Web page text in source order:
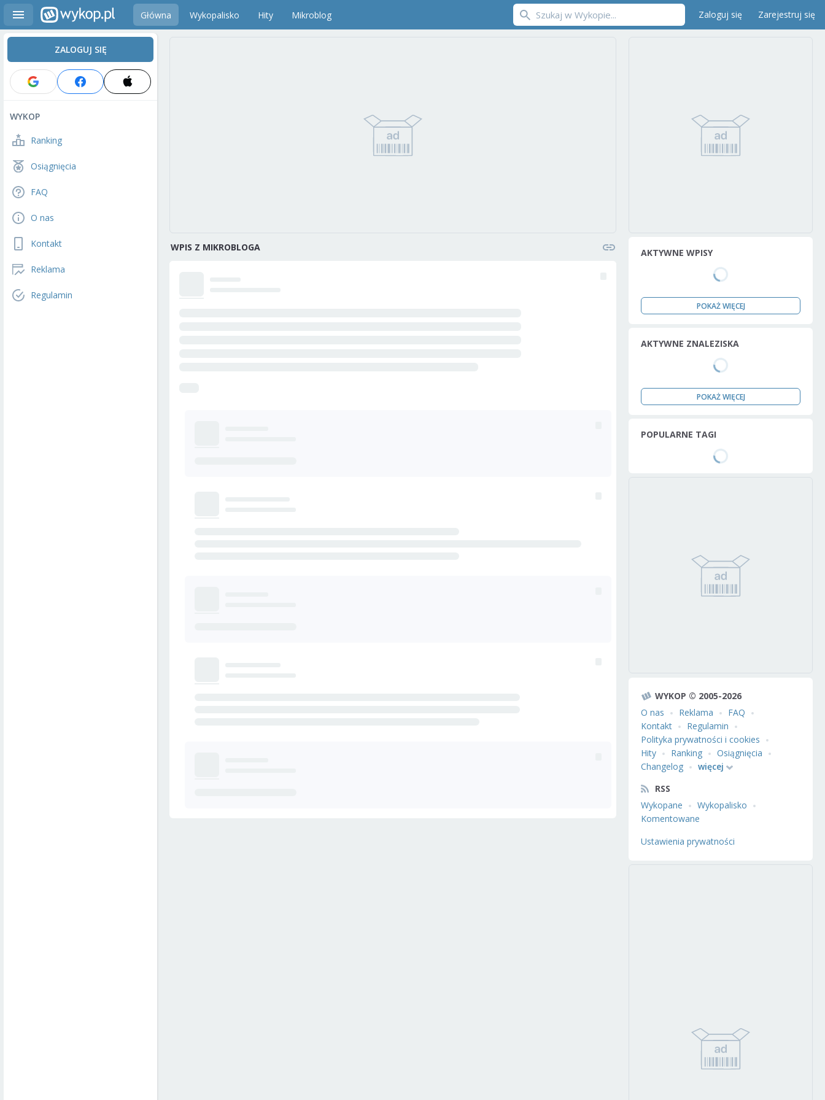
Główna Wykopalisko Hity Mikroblog Zaloguj się Zarejestruj się
ZALOGUJ SIĘ
WYKOP
Ranking
Osiągnięcia
FAQ
O nas
Kontakt
Reklama
Regulamin
WPIS Z MIKROBLOGA AKTYWNE WPISY
POKAŻ WIĘCEJ
AKTYWNE ZNALEZISKA
POKAŻ WIĘCEJ
POPULARNE TAGI
WYKOP © 2005-2026
O nas
Reklama
FAQ
Kontakt
Regulamin
Polityka prywatności i cookies
Hity
Ranking
Osiągnięcia
Changelog
więcej
RSS
Wykopane
Wykopalisko
Komentowane
Ustawienia prywatności